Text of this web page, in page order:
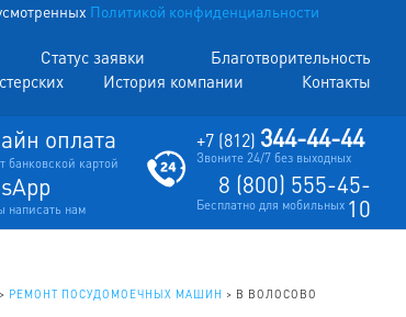
Политикой конфиденциальности
Статус заявки
Благотворительность
История компании Контакты
оплата
банковской картой
написать нам
+7 (812) 344-44-44
Звоните 24/7 без выходных
8 (800) 555-45-
10
Бесплатно для мобильных
> РЕМОНТ ПОСУДОМОЕЧНЫХ МАШИН > В ВОЛОСОВО